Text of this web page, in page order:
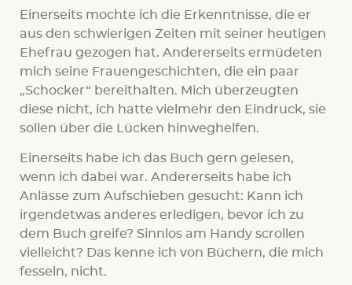
Einerseits mochte ich die Erkenntnisse, die er
aus den schwierigen Zeiten mit seiner heutigen
Ehefrau gezogen hat. Andererseits ermüdeten
mich seine Frauengeschichten, die ein paar
„Schocker“ bereithalten. Mich überzeugten
diese nicht, ich hatte vielmehr den Eindruck, sie
sollen über die Lücken hinweghelfen.
Einerseits habe ich das Buch gern gelesen,
wenn ich dabei war. Andererseits habe ich
Anlässe zum Aufschieben gesucht: Kann ich
irgendetwas anderes erledigen, bevor ich zu
dem Buch greife? Sinnlos am Handy scrollen
vielleicht? Das kenne ich von Büchern, die mich
fesseln, nicht.